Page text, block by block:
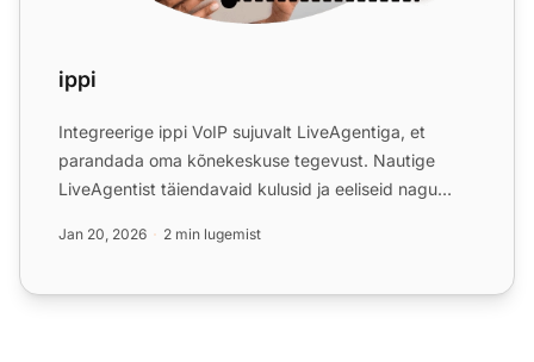
ippi
Integreerige ippi VoIP sujuvalt LiveAgentiga, et
parandada oma kõnekeskuse tegevust. Nautige
LiveAgentist täiendavaid kulusid ja eeliseid nagu
Jan 20, 2026 2 min lugemist